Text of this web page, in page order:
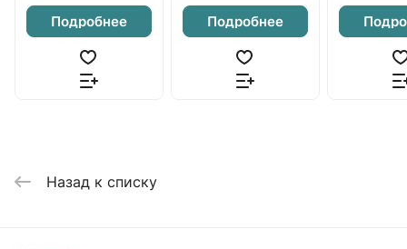
Подробнее Подробнее
Назад к списку